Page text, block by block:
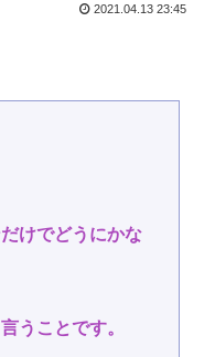
2021.04.13 23:45
けでどうにかな
うことです。